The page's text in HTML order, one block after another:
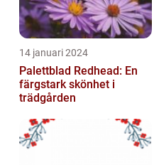
14 januari 2024
Palettblad Redhead: En
färgstark skönhet i
trädgården